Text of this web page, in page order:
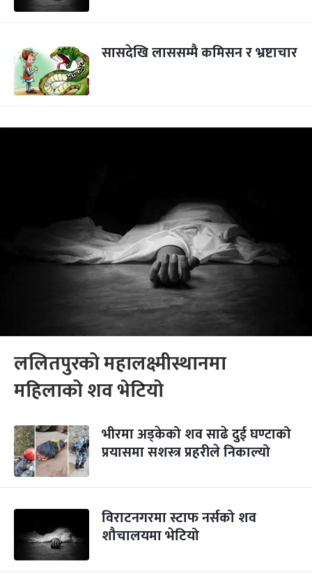
सासदेखि लाससम्मै कमिसन र भ्रष्टाचार
ललितपुरको महालक्ष्मीस्थानमा
महिलाको शव भेटियो
भीरमा अड्केको शव साढे दुई घण्टाको
प्रयासमा सशस्त्र प्रहरीले निकाल्यो
विराटनगरमा स्टाफ नर्सको शव
शौचालयमा भेटियो